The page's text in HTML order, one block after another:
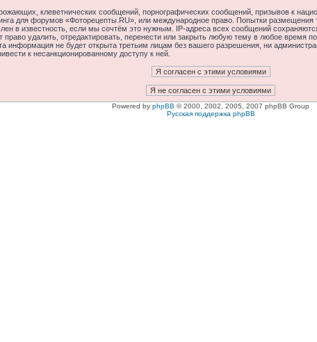
клеветнических сообщений, порнографических сообщений, призывов к
для форумов «Фоторецепты.RU», или международное право. Попытки
в известность, если мы сочтём это нужным. IP-адреса всех сообщений
удалить, отредактировать, перенести или закрыть любую тему в любое время
информация не будет открыта третьим лицам без вашего разрешения, ни
к несанкционированному доступу к ней.
Powered by phpBB © 2000, 2002, 2005, 2007 phpBB Group
Русская поддержка phpBB